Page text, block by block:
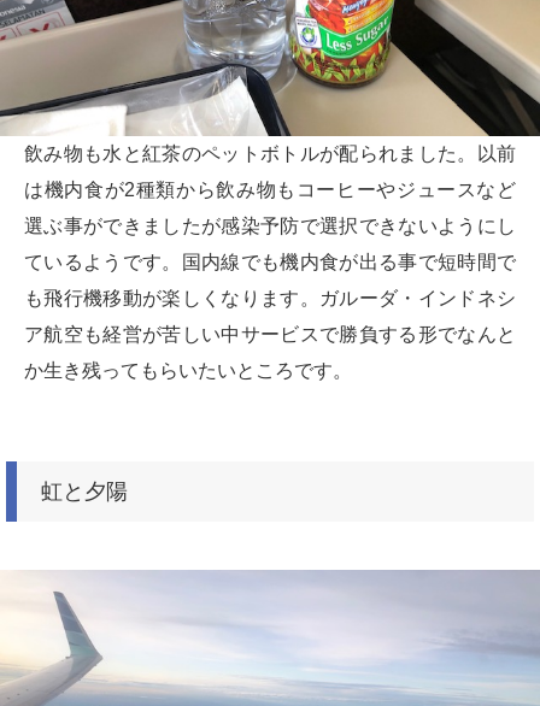
飲み物も水と紅茶のペットボトルが配られました。以前
は機内食が2種類から飲み物もコーヒーやジュースなど
選ぶ事ができましたが感染予防で選択できないようにし
ているようです。国内線でも機内食が出る事で短時間で
も飛行機移動が楽しくなります。ガルーダ・インドネシ
ア航空も経営が苦しい中サービスで勝負する形でなんと
か生き残ってもらいたいところです。
虹と夕陽